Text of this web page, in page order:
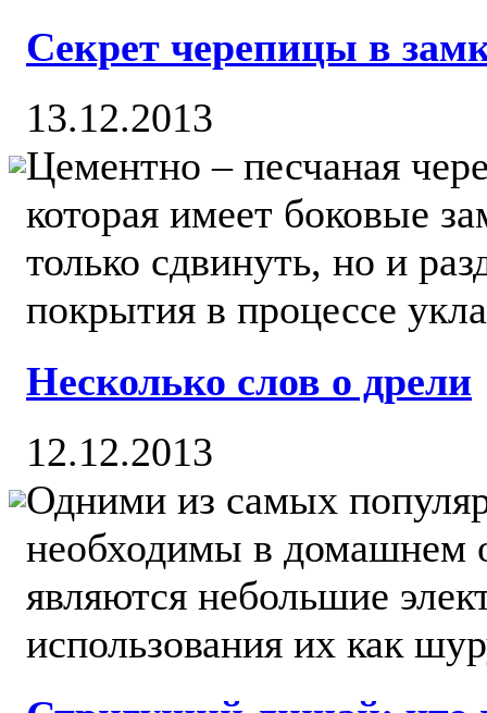
Секрет черепицы в
13.12.2013
Цементно – песчаная
которая имеет боковые
только сдвинуть, но и
покрытия в процессе
Несколько слов о дрели
12.12.2013
Одними из самых
необходимы в домашнем
являются небольшие
использования их как